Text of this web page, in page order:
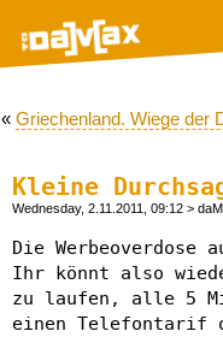
« Griechenland. Wiege der
Kleine
Wednesday, 2.11.2011, 09:12 >
Die
Ihr könnt also
zu laufen, alle 5
einen Telefontarif